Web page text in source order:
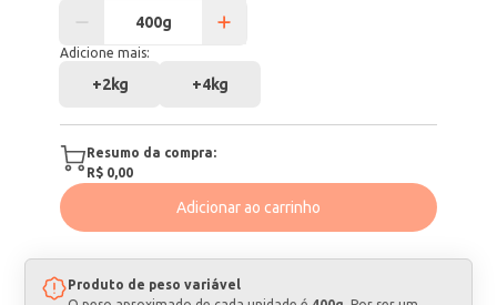
Adicione mais:
+2kg +4kg
Resumo da compra:
R$ 0,00
Adicionar ao carrinho
Produto de peso variável